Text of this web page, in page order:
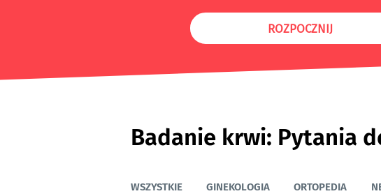
ROZPOCZNIJ
Badanie krwi: Pytania
WSZYSTKIE GINEKOLOGIA ORTOPEDIA